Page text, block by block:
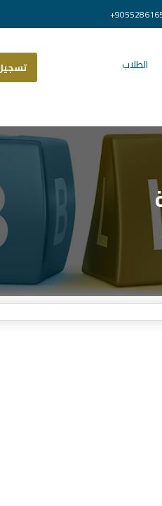
الطلاب